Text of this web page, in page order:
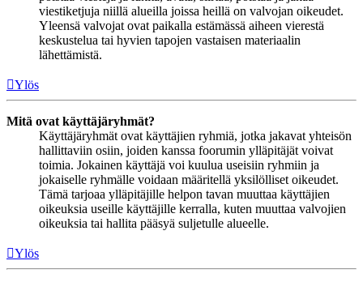
viestiketjuja niillä alueilla joissa heillä on valvojan oikeudet.
Yleensä valvojat ovat paikalla estämässä aiheen vierestä
keskustelua tai hyvien tapojen vastaisen materiaalin
lähettämistä.
Ylös
Mitä ovat käyttäjäryhmät?
Käyttäjäryhmät ovat käyttäjien ryhmiä, jotka jakavat yhteisön
hallittaviin osiin, joiden kanssa foorumin ylläpitäjät voivat
toimia. Jokainen käyttäjä voi kuulua useisiin ryhmiin ja
jokaiselle ryhmälle voidaan määritellä yksilölliset oikeudet.
Tämä tarjoaa ylläpitäjille helpon tavan muuttaa käyttäjien
oikeuksia useille käyttäjille kerralla, kuten muuttaa valvojien
oikeuksia tai hallita pääsyä suljetulle alueelle.
Ylös